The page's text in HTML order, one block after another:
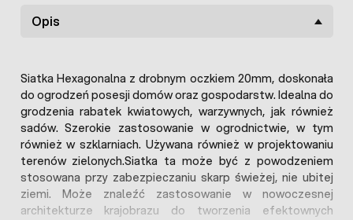
Opis
Siatka Hexagonalna z drobnym oczkiem 20mm, doskonała
do ogrodzeń posesji domów oraz gospodarstw. Idealna do
grodzenia rabatek kwiatowych, warzywnych, jak również
sadów. Szerokie zastosowanie w ogrodnictwie, w tym
również w szklarniach. Używana również w projektowaniu
terenów zielonych.Siatka ta może być z powodzeniem
stosowana przy zabezpieczaniu skarp świeżej, nie ubitej
ziemi. Może znaleźć zastosowanie w nowoczesnej
architekturze krajobrazu do tworzenia efektownych